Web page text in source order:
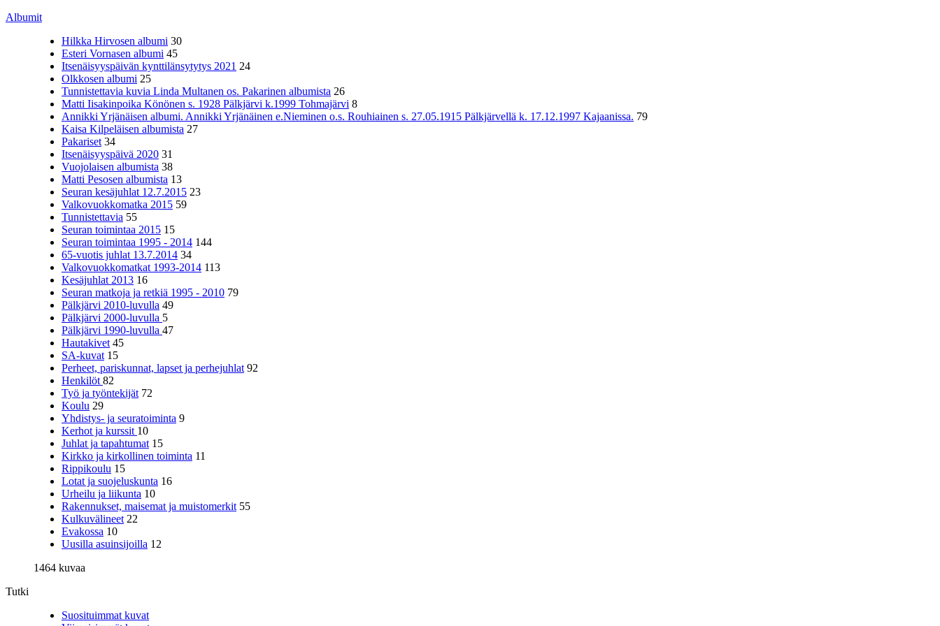
Albumit
Hilkka Hirvosen albumi 30
Esteri Vornasen albumi 45
Itsenäisyyspäivän kynttilänsytytys 2021 24
Olkkosen albumi 25
Tunnistettavia kuvia Linda Multanen os. Pakarinen albumista 26
Matti Iisakinpoika Könönen s. 1928 Pälkjärvi k.1999 Tohmajärvi 8
Annikki Yrjänäisen albumi. Annikki Yrjänäinen e.Nieminen o.s. Rouhiainen s. 27.05.1915 Pälkjärvellä k. 17.12.1997 Kajaanissa. 79
Kaisa Kilpeläisen albumista 27
Pakariset 34
Itsenäisyyspäivä 2020 31
Vuojolaisen albumista 38
Matti Pesosen albumista 13
Seuran kesäjuhlat 12.7.2015 23
Valkovuokkomatka 2015 59
Tunnistettavia 55
Seuran toimintaa 2015 15
Seuran toimintaa 1995 - 2014 144
65-vuotis juhlat 13.7.2014 34
Valkovuokkomatkat 1993-2014 113
Kesäjuhlat 2013 16
Seuran matkoja ja retkiä 1995 - 2010 79
Pälkjärvi 2010-luvulla 49
Pälkjärvi 2000-luvulla 5
Pälkjärvi 1990-luvulla 47
Hautakivet 45
SA-kuvat 15
Perheet, pariskunnat, lapset ja perhejuhlat 92
Henkilöt 82
Työ ja työntekijät 72
Koulu 29
Yhdistys- ja seuratoiminta 9
Kerhot ja kurssit 10
Juhlat ja tapahtumat 15
Kirkko ja kirkollinen toiminta 11
Rippikoulu 15
Lotat ja suojeluskunta 16
Urheilu ja liikunta 10
Rakennukset, maisemat ja muistomerkit 55
Kulkuvälineet 22
Evakossa 10
Uusilla asuinsijoilla 12
1464 kuvaa
Tutki
Suosituimmat kuvat